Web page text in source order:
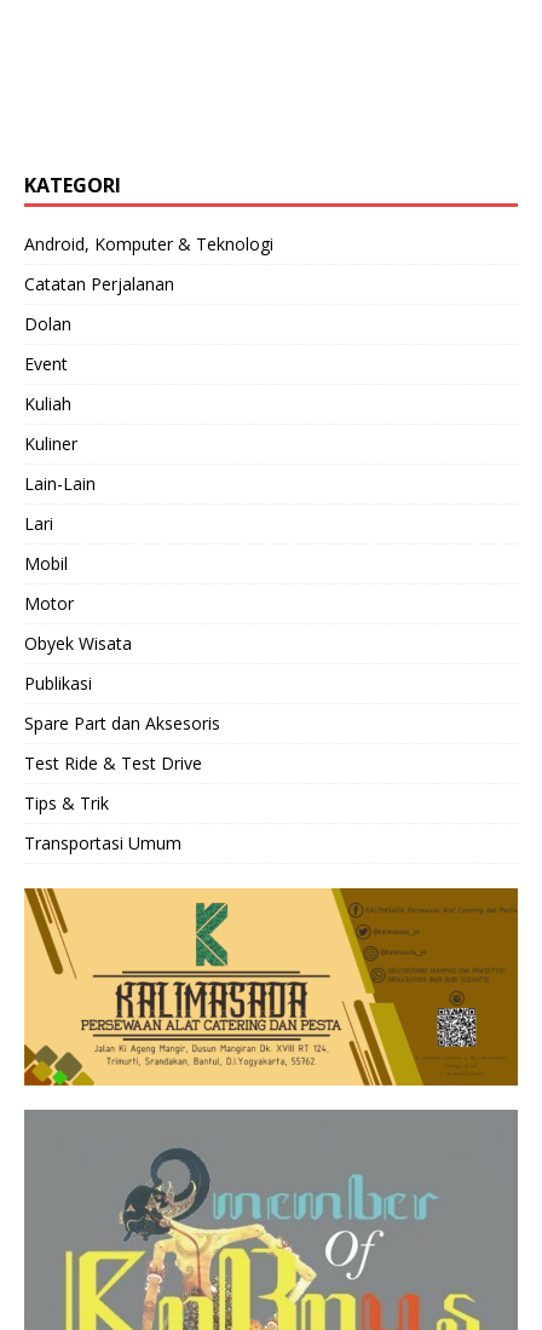
KATEGORI
Android, Komputer & Teknologi
Catatan Perjalanan
Dolan
Event
Kuliah
Kuliner
Lain-Lain
Lari
Mobil
Motor
Obyek Wisata
Publikasi
Spare Part dan Aksesoris
Test Ride & Test Drive
Tips & Trik
Transportasi Umum